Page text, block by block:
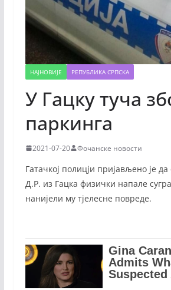
НАЈНОВИЈЕ РЕПУБЛИКА СРПСКА
У Гацку туча
паркинга
2021-07-20 Фочанске новости
Гатачкој полицји пријављено је
Д.Р. из Гацка физички напале
нанијели му тјелесне повреде.